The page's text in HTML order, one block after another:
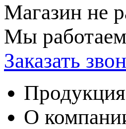
Магазин не
Мы
Заказать
Продукция
О